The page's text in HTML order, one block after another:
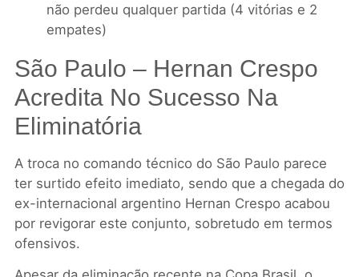
não perdeu qualquer partida (4 vitórias e 2
empates)
São Paulo – Hernan Crespo
Acredita No Sucesso Na
Eliminatória
A troca no comando técnico do São Paulo parece
ter surtido efeito imediato, sendo que a chegada do
ex-internacional argentino Hernan Crespo acabou
por revigorar este conjunto, sobretudo em termos
ofensivos.